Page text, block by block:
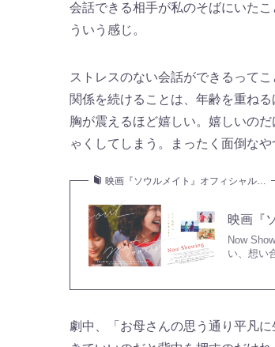
会話できる相手が私のそばにいた
ういう感じ。
ストレスのない会話ができるって
関係を続けることは、年齢を重ね
胸が震えるほど嬉しい。嬉しいの
ゃくしてしまう。まったく面倒なや
映画『ソウルメイト』オフィシャル…
映画『
Now
い、想い
劇中、「お母さんの思う通り平凡